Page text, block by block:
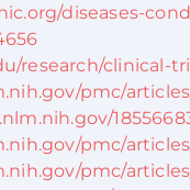
diseases-
research/clinical-
pmc/
pmc/
pmc/